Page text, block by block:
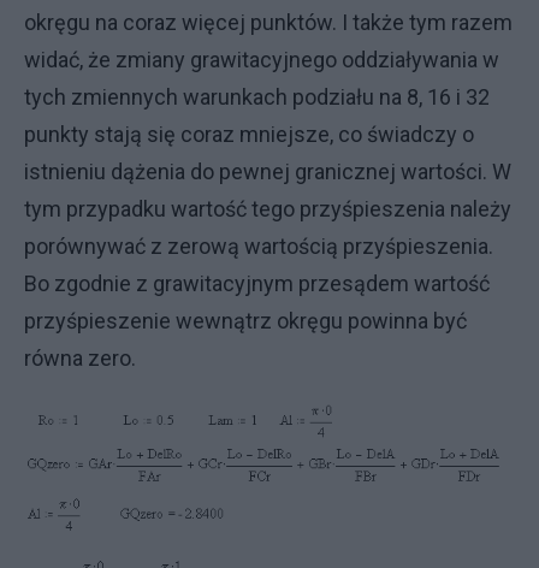
okręgu na coraz więcej punktów. I także tym razem
widać, że zmiany grawitacyjnego oddziaływania w
tych zmiennych warunkach podziału na 8, 16 i 32
punkty stają się coraz mniejsze, co świadczy o
istnieniu dążenia do pewnej granicznej wartości. W
tym przypadku wartość tego przyśpieszenia należy
porównywać z zerową wartością przyśpieszenia.
Bo zgodnie z grawitacyjnym przesądem wartość
przyśpieszenie wewnątrz okręgu powinna być
równa zero.